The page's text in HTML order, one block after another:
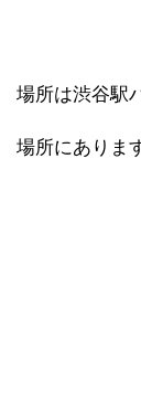
場所は渋谷駅
場所にありま